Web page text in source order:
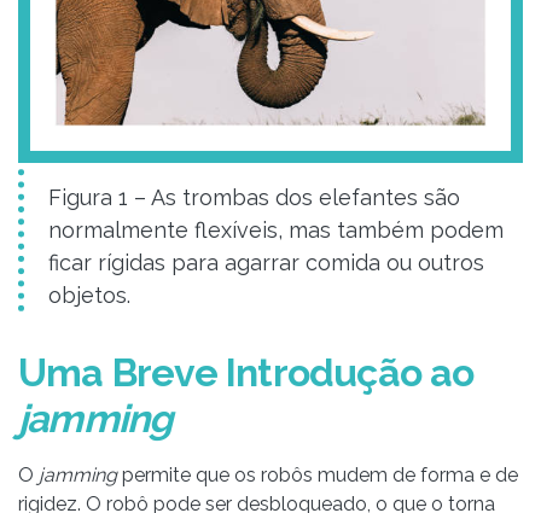
Figura 1 – As trombas dos elefantes são
normalmente flexíveis, mas também podem
ficar rígidas para agarrar comida ou outros
objetos.
Uma Breve Introdução ao
jamming
O jammingpermite que os robôs mudem de forma e de
rigidez. O robô pode ser desbloqueado, o que o torna